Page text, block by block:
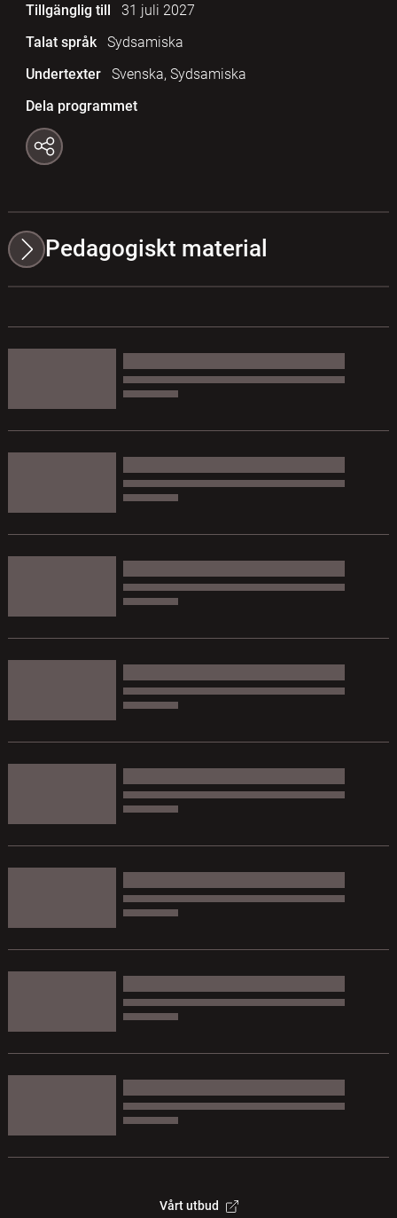
Tillgänglig till
31 juli 2027
Talat språk
Sydsamiska
Undertexter
Svenska, Sydsamiska
Dela programmet
Pedagogiskt material
Vårt utbud